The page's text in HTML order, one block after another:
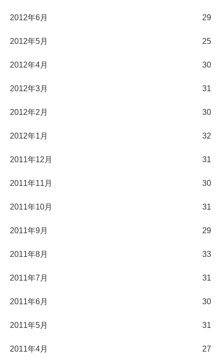
2012年6月 29
2012年5月 25
2012年4月 30
2012年3月 31
2012年2月 30
2012年1月 32
2011年12月 31
2011年11月 30
2011年10月 31
2011年9月 29
2011年8月 33
2011年7月 31
2011年6月 30
2011年5月 31
2011年4月 27